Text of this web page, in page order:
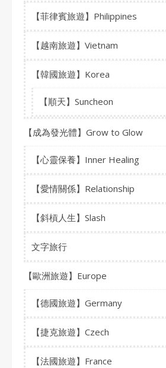
【菲律賓旅遊】Philippines
【越南旅遊】Vietnam
【韓國旅遊】Korea
【順天】Suncheon
【成為發光體】Grow to Glow
【心靈保養】Inner Healing
【愛情關係】Relationship
【斜槓人生】Slash
文字旅行
【歐洲旅遊】Europe
【德國旅遊】Germany
【捷克旅遊】Czech
【法國旅遊】France